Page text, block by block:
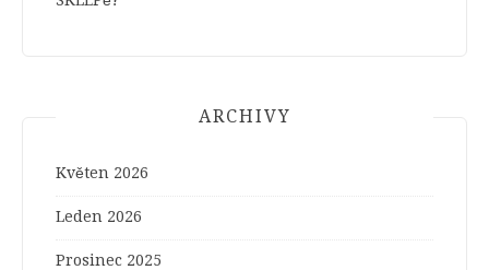
ARCHIVY
Květen 2026
Leden 2026
Prosinec 2025